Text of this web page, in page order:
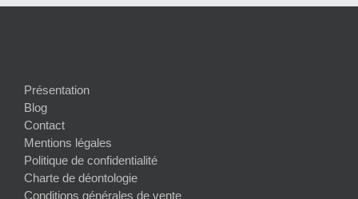
Présentation
Blog
Contact
Mentions légales
Politique de confidentialité
Charte de déontologie
Conditions générales de vente